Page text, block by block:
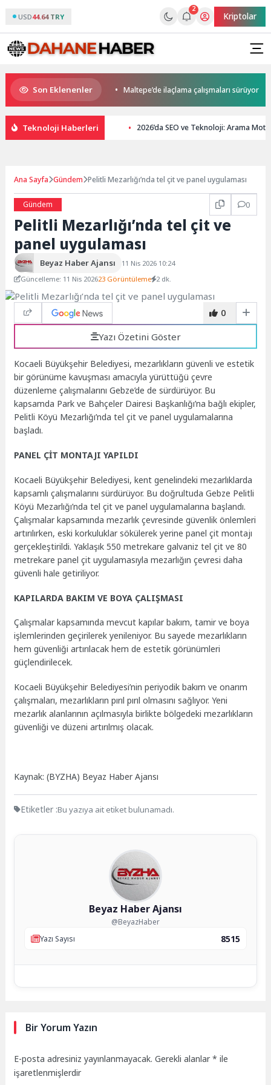
USD44.64 TRY
2
Kriptolar
Son Eklenenler
Sıkı Denetim Maltepe’de ilaçlama çalışmaları sürüyor
Teknoloji Haberleri 2026’da SEO ve Teknoloji: Arama
Ana Sayfa Gündem Pelitli Mezarlığı’nda tel çit ve panel uygulaması
Gündem 0
Pelitli Mezarlığı’nda tel çit ve
panel uygulaması
Beyaz Haber Ajansı
11 Nis 2026 10:24
Güncelleme: 11 Nis 202623 Görüntüleme 2 dk.
0
Yazı Özetini Göster
Kocaeli Büyükşehir Belediyesi, mezarlıkların güvenli ve estetik
bir görünüme kavuşması amacıyla yürüttüğü çevre
düzenleme çalışmalarını Gebze’de de sürdürüyor. Bu
kapsamda Park ve Bahçeler Dairesi Başkanlığı’na bağlı ekipler,
Pelitli Köyü Mezarlığı’nda tel çit ve panel uygulamalarına
başladı.
PANEL ÇİT MONTAJI YAPILDI
Kocaeli Büyükşehir Belediyesi, kent genelindeki mezarlıklarda
kapsamlı çalışmalarını sürdürüyor. Bu doğrultuda Gebze Pelitli
Köyü Mezarlığı’nda tel çit ve panel uygulamalarına başlandı.
Çalışmalar kapsamında mezarlık çevresinde güvenlik önlemleri
artırılırken, eski korkuluklar sökülerek yerine panel çit montajı
gerçekleştirildi. Yaklaşık 550 metrekare galvaniz tel çit ve 80
metrekare panel çit uygulamasıyla mezarlığın çevresi daha
güvenli hale getiriliyor.
KAPILARDA BAKIM VE BOYA ÇALIŞMASI
Çalışmalar kapsamında mevcut kapılar bakım, tamir ve boya
işlemlerinden geçirilerek yenileniyor. Bu sayede mezarlıkların
hem güvenliği artırılacak hem de estetik görünümleri
güçlendirilecek.
Kocaeli Büyükşehir Belediyesi’nin periyodik bakım ve onarım
çalışmaları, mezarlıkların pırıl pırıl olmasını sağlıyor. Yeni
mezarlık alanlarının açılmasıyla birlikte bölgedeki mezarlıkların
güvenliği ve düzeni artırılmış olacak.
Kaynak: (BYZHA) Beyaz Haber Ajansı
Etiketler :Bu yazıya ait etiket bulunamadı.
Beyaz Haber Ajansı
@BeyazHaber
Yazı Sayısı
8515
Bir Yorum Yazın
E-posta adresiniz yayınlanmayacak. Gerekli alanlar* ile
işaretlenmişlerdir